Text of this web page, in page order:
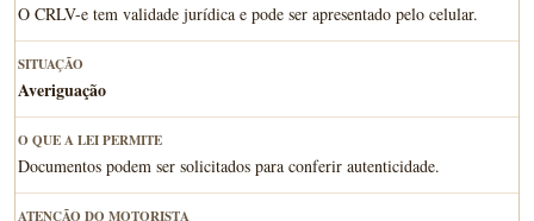
O CRLV-e tem validade jurídica e pode ser apresentado pelo celular.
Averiguação
Documentos podem ser solicitados para conferir autenticidade.